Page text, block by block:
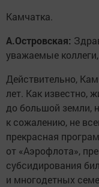
Камчатка.
А.Островская:
уважаемые
Действительно,
лет. Как известно,
до большой земли,
к сожалению, не
прекрасная
от «Аэрофлота»,
субсидирования
и многодетных